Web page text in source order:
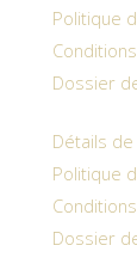
Politique
Dossier
Détails de
Politique
Dossier